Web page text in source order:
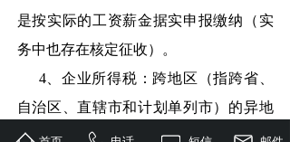
是按实际的工资薪金据实申报缴纳（实
务中也存在核定征收）。
4、企业所得税：跨地区（指跨省、
自治区、直辖市和计划单列市）的异地
施工，按项目实际经营收入的0.2%，向